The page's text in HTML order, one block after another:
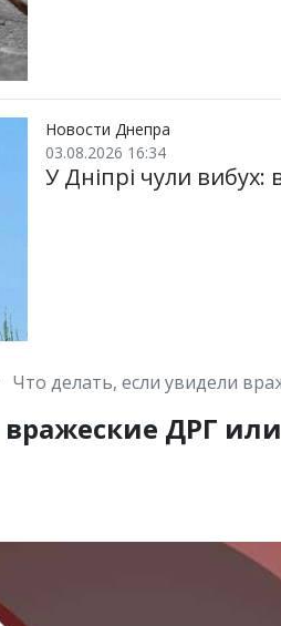
Новости Днепра
03.08.2026 16:34
У Дніпрі чули
Что делать, если увидели
ДРГ